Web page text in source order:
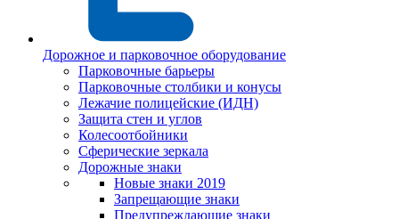
Дорожное и парковочное оборудование
Парковочные барьеры
Парковочные столбики и конусы
Лежачие полицейские (ИДН)
Защита стен и углов
Колесоотбойники
Сферические зеркала
Дорожные знаки
Новые знаки 2019
Запрещающие знаки
Предупреждающие знаки